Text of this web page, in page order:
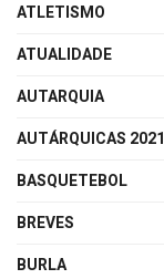
ATLETISMO
ATUALIDADE
AUTARQUIA
AUTÁRQUICAS 2021
BASQUETEBOL
BREVES
BURLA